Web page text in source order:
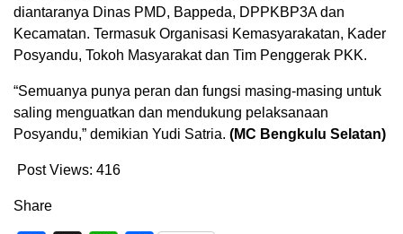
diantaranya Dinas PMD, Bappeda, DPPKBP3A dan
Kecamatan. Termasuk Organisasi Kemasyarakatan, Kader
Posyandu, Tokoh Masyarakat dan Tim Penggerak PKK.
“Semuanya punya peran dan fungsi masing-masing untuk
saling menguatkan dan mendukung pelaksanaan
Posyandu,” demikian Yudi Satria. (MC Bengkulu Selatan)
Post Views: 416
Share